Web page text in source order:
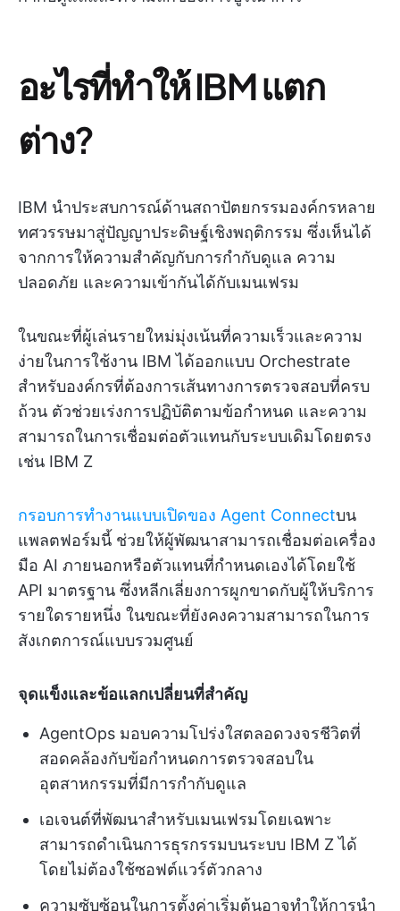
อะไรที่ทำให้ IBM แตก
ต่าง?
IBM นำประสบการณ์ด้านสถาปัตยกรรมองค์กรหลาย
ทศวรรษมาสู่ปัญญาประดิษฐ์เชิงพฤติกรรม ซึ่งเห็นได้
จากการให้ความสำคัญกับการกำกับดูแล ความ
ปลอดภัย และความเข้ากันได้กับเมนเฟรม
ในขณะที่ผู้เล่นรายใหม่มุ่งเน้นที่ความเร็วและความ
ง่ายในการใช้งาน IBM ได้ออกแบบ Orchestrate
สำหรับองค์กรที่ต้องการเส้นทางการตรวจสอบที่ครบ
ถ้วน ตัวช่วยเร่งการปฏิบัติตามข้อกำหนด และความ
สามารถในการเชื่อมต่อตัวแทนกับระบบเดิมโดยตรง
เช่น IBM Z
กรอบการทำงานแบบเปิดของ Agent Connectบน
แพลตฟอร์มนี้ ช่วยให้ผู้พัฒนาสามารถเชื่อมต่อเครื่อง
มือ AI ภายนอกหรือตัวแทนที่กำหนดเองได้โดยใช้
API มาตรฐาน ซึ่งหลีกเลี่ยงการผูกขาดกับผู้ให้บริการ
รายใดรายหนึ่ง ในขณะที่ยังคงความสามารถในการ
สังเกตการณ์แบบรวมศูนย์
จุดแข็งและข้อแลกเปลี่ยนที่สำคัญ
AgentOps มอบความโปร่งใสตลอดวงจรชีวิตที่
สอดคล้องกับข้อกำหนดการตรวจสอบใน
อุตสาหกรรมที่มีการกำกับดูแล
เอเจนต์ที่พัฒนาสำหรับเมนเฟรมโดยเฉพาะ
สามารถดำเนินการธุรกรรมบนระบบ IBM Z ได้
โดยไม่ต้องใช้ซอฟต์แวร์ตัวกลาง
ความซับซ้อนในการตั้งค่าเริ่มต้นอาจทำให้การนำ